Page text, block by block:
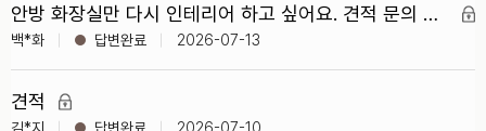
안방 화장실만 다시 인테리어 하고 싶어요. 견적 문의 드립니다.
백*화 2026-07-13
견적